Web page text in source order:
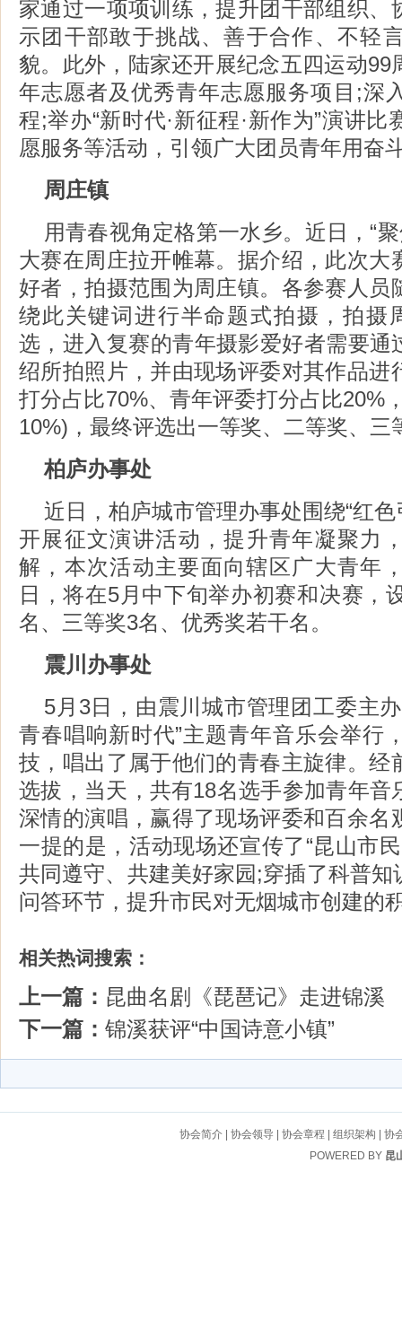
家通过一项项训练，提升团干部组织、
示团干部敢于挑战、善于合作、不轻
貌。此外，陆家还开展纪念五四运动99
年志愿者及优秀青年志愿服务项目;深
程;举办“新时代·新征程·新作为”演讲
愿服务等活动，引领广大团员青年用奋
周庄镇
用青春视角定格第一水乡。近日，“
大赛在周庄拉开帷幕。据介绍，此次大
好者，拍摄范围为周庄镇。各参赛人员
绕此关键词进行半命题式拍摄，拍摄
选，进入复赛的青年摄影爱好者需要通
绍所拍照片，并由现场评委对其作品进
打分占比70%、青年评委打分占比20%
10%)，最终评选出一等奖、二等奖、三
柏庐办事处
近日，柏庐城市管理办事处围绕“红
开展征文演讲活动，提升青年凝聚力
解，本次活动主要面向辖区广大青年
日，将在5月中下旬举办初赛和决赛，
名、三等奖3名、优秀奖若干名。
震川办事处
5月3日，由震川城市管理团工委主
青春唱响新时代”主题青年音乐会举行
技，唱出了属于他们的青春主旋律。经
选拔，当天，共有18名选手参加青年音
深情的演唱，赢得了现场评委和百余名
一提的是，活动现场还宣传了“昆山市
共同遵守、共建美好家园;穿插了科普
问答环节，提升市民对无烟城市创建的
相关热词搜索：
上一篇： 昆曲名剧《琵琶记》走进锦溪
下一篇： 锦溪获评“中国诗意小镇”
协会简介 |协会领导 |协会章程 |组织架构 |协
POWERED BY 昆